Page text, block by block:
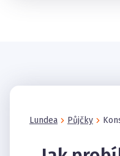
Lundea Půjčky